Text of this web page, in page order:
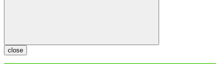
close